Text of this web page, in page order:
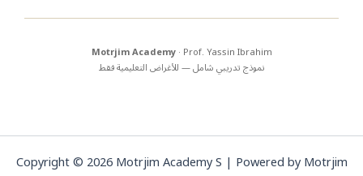
Motrjim Academy· Prof. Yassin Ibrahim
نموذج تدريبي شامل — للأغراض التعليمية فقط
Copyright © 2026 Motrjim Academy S | Powered by Motrjim